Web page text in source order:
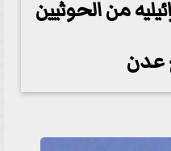
من الحوثيين
عدن